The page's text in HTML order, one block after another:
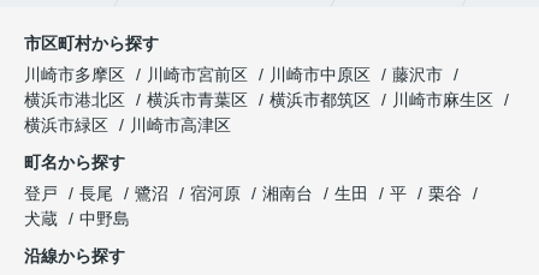
市区町村から探す
川崎市多摩区
川崎市宮前区 川崎市中原区
藤沢市
横浜市港北区
横浜市青葉区 横浜市都筑区
川崎市麻生区
横浜市緑区
川崎市高津区
町名から探す
登戸
長尾 鷺沼 宿河原 湘南台 生田 平
栗谷
犬蔵
中野島
沿線から探す